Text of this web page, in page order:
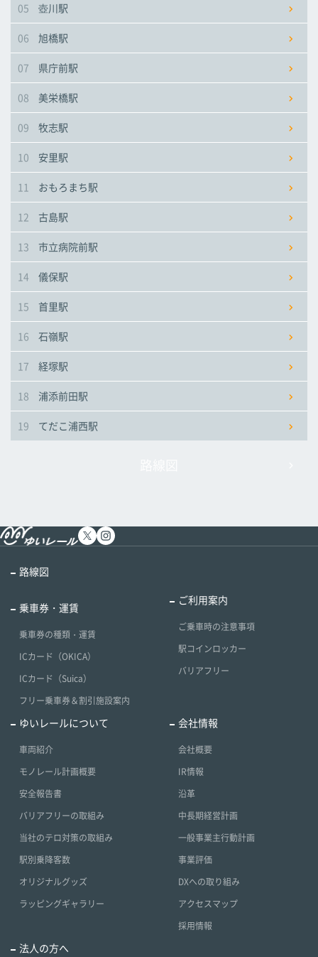
市立病院前駅
浦添前田駅
市立病院前駅
浦添前田駅
市立病院前駅
浦添前田駅
05 壺川駅
06 旭橋駅
07 県庁前駅
08 美栄橋駅
09 牧志駅
10 安里駅
11 おもろまち駅
12 古島駅
13 市立病院前駅
14 儀保駅
15 首里駅
16 石嶺駅
17 経塚駅
18 浦添前田駅
19 てだこ浦西駅
路線図
乗車券・運賃
乗車券の種類・運賃
ICカード（OKICA）
ICカード（Suica）
フリー乗車券＆割引施設案内
ご利用案内
ご乗車時の注意事項
駅コインロッカー
バリアフリー
ゆいレールについて
車両紹介
モノレール計画概要
安全報告書
バリアフリーの取組み
当社のテロ対策の取組み
駅別乗降客数
オリジナルグッズ
ラッピングギャラリー
会社情報
会社概要
IR情報
沿革
中長期経営計画
一般事業主行動計画
事業評価
DXへの取り組み
アクセスマップ
採用情報
法人の方へ